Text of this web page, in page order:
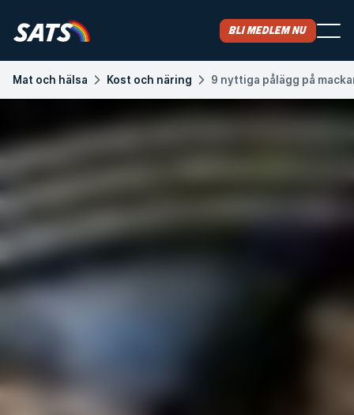
Bli medlem nu
Mat och hälsa Kost och näring 9 nyttiga pålägg på